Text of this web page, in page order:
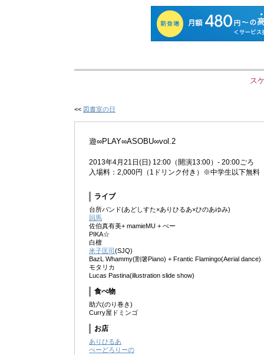
ス
<< 図書室の日
遊∞PLAY∞ASOBU∞vol.2
2013年4月21日(日) 12:00（開演13:00）- 20:00ごろ
入場料：2,000円（1ドリンク付き）※中学生以下無料
ライブ
台所バンド(あどしすた×ありひるあ×ひのあゆみ)
回馬
佐伯真有美+ mamieMU + ぺー
PIKA☆
白檀
米子匡司(SJQ)
BazL Whammy(割箸Piano) + Frantic Flamingo(Aerial dance)
モタリカ
Lucas Pastina(illustration slide show)
食べ物
助六(のり巻き)
Curry屋ドミンゴ
お店
ありひるあ
ぺーどろりーの